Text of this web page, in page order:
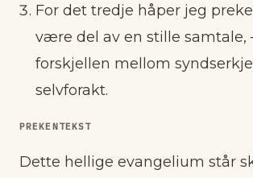
For det tredje håper jeg
være del av en stille samtale,
forskjellen mellom
selvforakt.
PREKENTEKST
Dette hellige evangelium står